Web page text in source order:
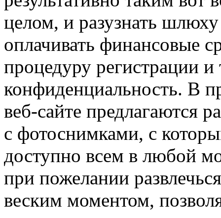
целом, и разузнать
оплачивать финансовые
процедуру регистрации
конфиденциальность. В
веб-сайте предлагаются
с фотоснимками, с
доступно всем в любой
при пожелании
веским моментом,